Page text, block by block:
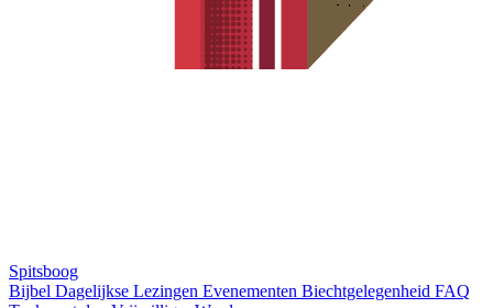
Spitsboog
Bijbel Dagelijkse Lezingen Evenementen Biechtgelegenheid FAQ